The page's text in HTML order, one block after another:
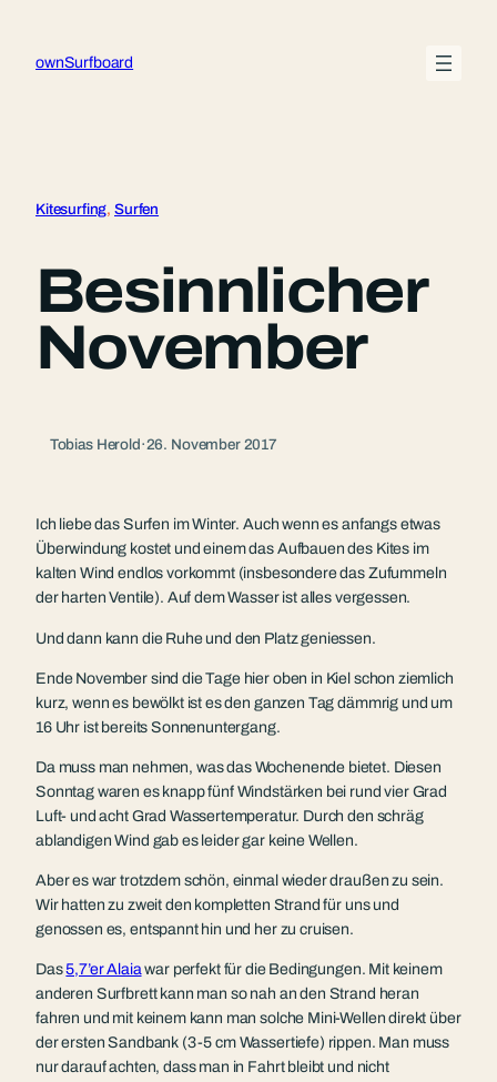
springen
ownSurfboard
Kitesurfing, Surfen
Besinnlicher
November
Tobias Herold·26. November 2017
Ich liebe das Surfen im Winter. Auch wenn es anfangs etwas
Überwindung kostet und einem das Aufbauen des Kites im
kalten Wind endlos vorkommt (insbesondere das Zufummeln
der harten Ventile). Auf dem Wasser ist alles vergessen.
Und dann kann die Ruhe und den Platz geniessen.
Ende November sind die Tage hier oben in Kiel schon ziemlich
kurz, wenn es bewölkt ist es den ganzen Tag dämmrig und um
16 Uhr ist bereits Sonnenuntergang.
Da muss man nehmen, was das Wochenende bietet. Diesen
Sonntag waren es knapp fünf Windstärken bei rund vier Grad
Luft- und acht Grad Wassertemperatur. Durch den schräg
ablandigen Wind gab es leider gar keine Wellen.
Aber es war trotzdem schön, einmal wieder draußen zu sein.
Wir hatten zu zweit den kompletten Strand für uns und
genossen es, entspannt hin und her zu cruisen.
Das5,7’er Alaiawar perfekt für die Bedingungen. Mit keinem
anderen Surfbrett kann man so nah an den Strand heran
fahren und mit keinem kann man solche Mini-Wellen direkt über
der ersten Sandbank (3-5 cm Wassertiefe) rippen. Man muss
nur darauf achten, dass man in Fahrt bleibt und nicht